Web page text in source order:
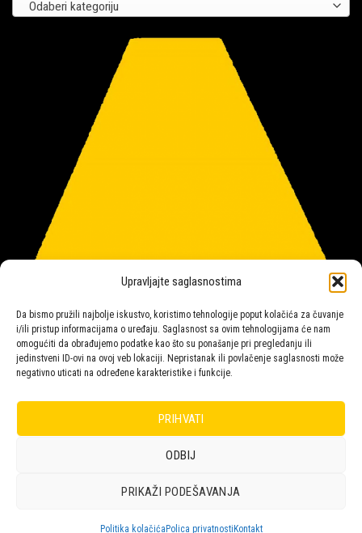
Upravljajte saglasnostima
Da bismo pružili najbolje iskustvo, koristimo tehnologije poput kolačića za čuvanje
i/ili pristup informacijama o uređaju. Saglasnost sa ovim tehnologijama će nam
omogućiti da obrađujemo podatke kao što su ponašanje pri pregledanju ili
jedinstveni ID-ovi na ovoj veb lokaciji. Nepristanak ili povlačenje saglasnosti može
negativno uticati na određene karakteristike i funkcije.
PRIHVATI
ODBIJ
PRIKAŽI PODEŠAVANJA
Politika kolačića Polica privatnosti Kontakt
Odaberi kategoriju